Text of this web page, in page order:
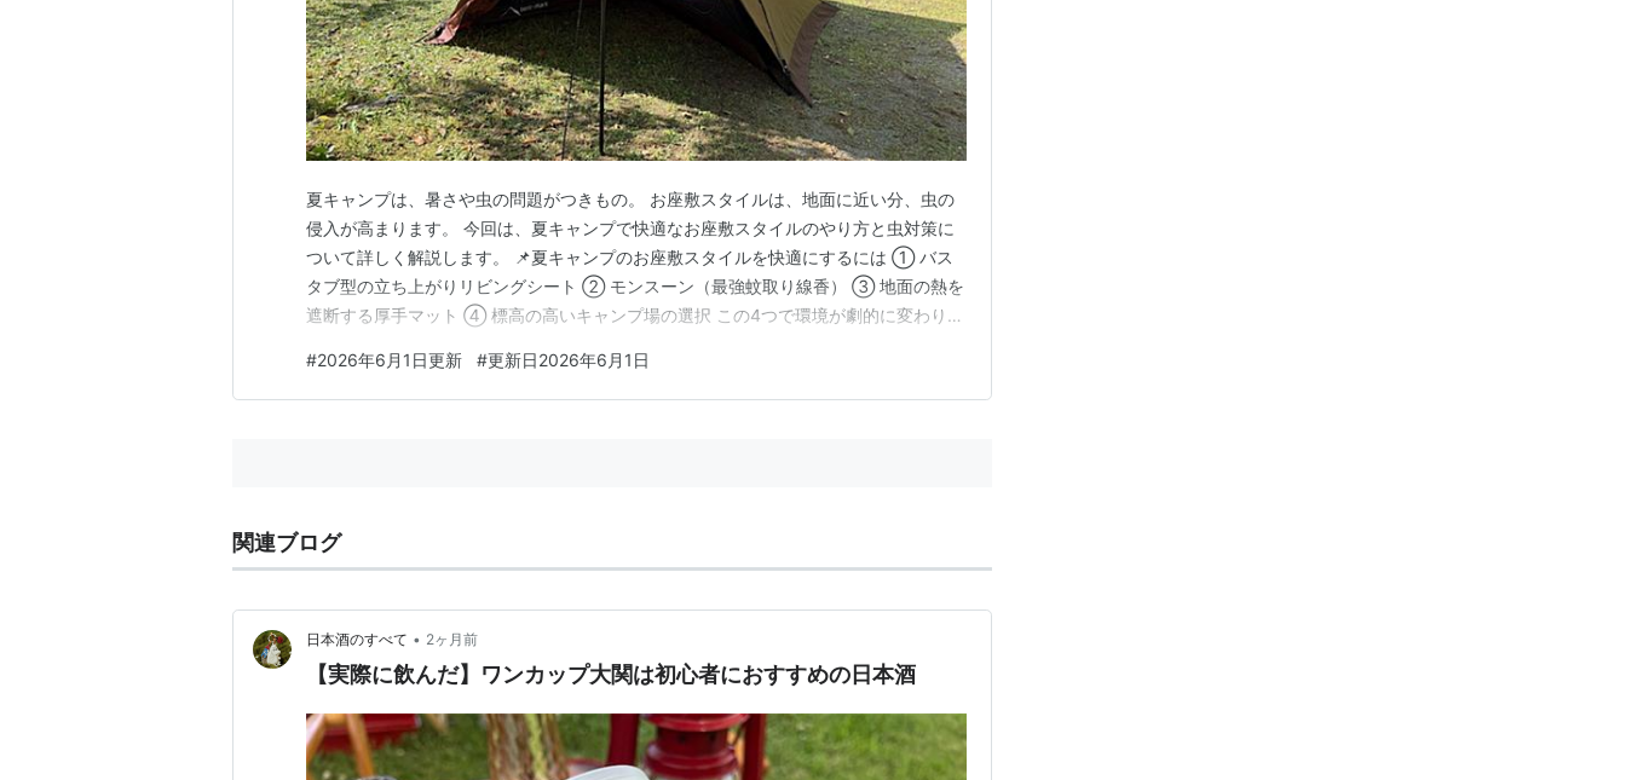
夏キャンプは、暑さや虫の問題がつきもの。 お座敷スタイルは、地面に近い分、虫の
侵入が高まります。 今回は、夏キャンプで快適なお座敷スタイルのやり方と虫対策に
ついて詳しく解説します。 📌夏キャンプのお座敷スタイルを快適にするには ① バス
タブ型の立ち上がりリビングシート ② モンスーン（最強蚊取り線香） ③ 地面の熱を
遮断する厚手マット ④ 標高の高いキャンプ場の選択 この4つで環境が劇的に変わりま
して過ごせました。 先に結論：夏キャンプのお座敷スタイルは、立ち上がりリビング
シートと虫対策が必須です。地面の熱を防ぐマ…
#2026年6月1日更新 #更新日2026年6月1日
関連ブログ
日本酒のすべて • 2ヶ月前
【実際に飲んだ】ワンカップ大関は初心者におすすめの日本酒